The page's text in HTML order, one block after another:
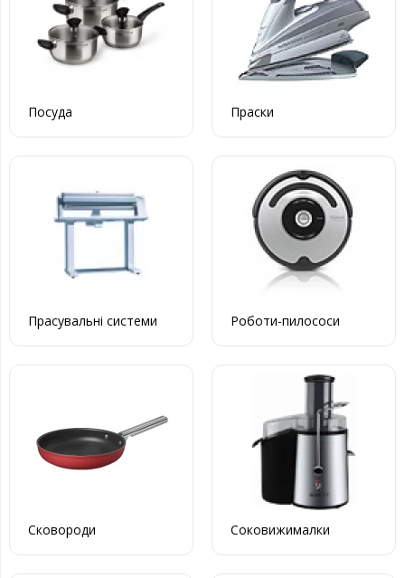
Посуда Праски
Прасувальні системи Роботи-пилососи
Сковороди Соковижималки